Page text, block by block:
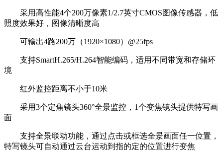
采用高性能4个200万像素1/2.7英寸CMOS图像传感器，低
照度效果好，图像清晰度高
可输出4路200万（1920×1080）@25fps
支持SmartH.265/H.264智能编码，适用不同带宽和存储环
境
红外监控距离不小于10米
采用3个定焦镜头360°全景监控，1个变焦镜头提供特写画
面
支持全景联动功能，通过点击或框选全景画面任一位置，
特写镜头可自动通过云台运动到指的定的位置进行变焦